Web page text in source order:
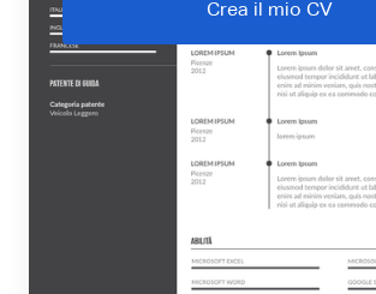
Crea il mio CV